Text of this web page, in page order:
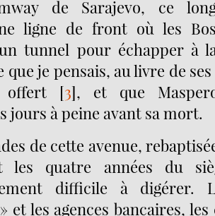
de Sarajevo, ce
ligne de front où les
tunnel pour échapper à
que je pensais, au livre de
offert [3], et que
jours à peine avant sa mort.
de cette avenue,
les quatre années du
difficile à digérer.
et les agences bancaires,